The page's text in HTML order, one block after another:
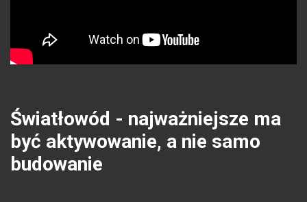
Światłowód - najważniejsze ma
być aktywowanie, a nie samo
budowanie